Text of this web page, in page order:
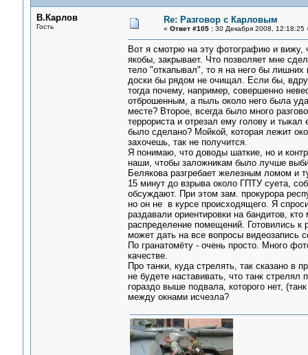
В.Карлов
Гость
Re: Разговор с Карловым
« Ответ #105 :30 Декабря 2008, 12:18:25
Вот я смотрю на эту фотографию и вижу,
якобы, закрывает. Что позволяет мне
тело "откапывал", то я на него бы
доски бы рядом не очищал. Если бы,
тогда почему, например, совершенно
отброшенным, а пыль около него была
месте? Второе, всегда было много
террориста и отрезал ему голову и
было сделано? Мойкой, которая лежит
захочешь, так не получится.
Я понимаю, что доводы шаткие, но и
наши, чтобы заложникам было лучше
Белякова разгребает железным ломом и
15 минут до взрыва около ГПТУ суета,
обсуждают. При этом зам. прокурора
но он не в курсе происходящего. Я
раздавали ориентировки на бандитов,
распределение помещений. Готовились к
может дать на все вопросы видеозапись
По гранатомёту - очень просто. Много
качестве.
Про танки, куда стрелять, так сказано в
не будете наставивать, что танк
гораздо выше подвала, которого нет,
между окнами исчезла?